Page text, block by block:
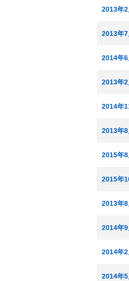
2013年
2013年
2014年
2013年
2014年
2013年
2015年
2015年
2013年
2014年
2014年
2014年